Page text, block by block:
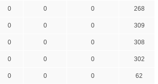
0 0 0
268
0 0 0
309
0 0 0
308
0 0 0
302
0 0 0
62